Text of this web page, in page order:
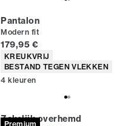
Pantalon
Modern fit
Huidige prijs
179,95 €
Producteigenschappen
KREUKVRIJ
BESTAND TEGEN VLEKKEN
4 kleuren
Premium
Zakelijk overhemd